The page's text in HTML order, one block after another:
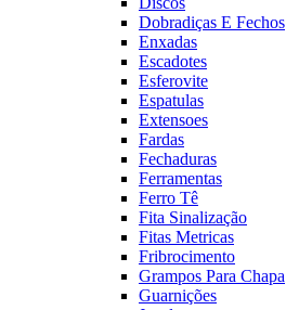
Dobradiças E Fechos
Enxadas
Escadotes
Esferovite
Espatulas
Extensoes
Fardas
Fechaduras
Ferramentas
Ferro Tê
Fita Sinalização
Fitas Metricas
Fribrocimento
Grampos Para Chapa
Guarnições